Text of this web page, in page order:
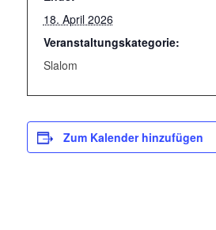
18. April 2026
Veranstaltungskategorie:
Slalom
Zum Kalender hinzufügen